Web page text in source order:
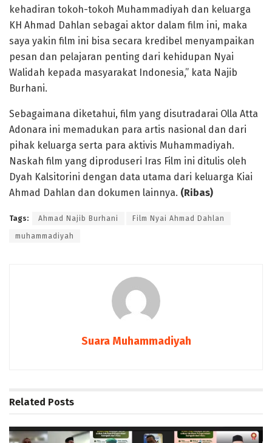
kehadiran tokoh-tokoh Muhammadiyah dan keluarga
KH Ahmad Dahlan sebagai aktor dalam film ini, maka
saya yakin film ini bisa secara kredibel menyampaikan
pesan dan pelajaran penting dari kehidupan Nyai
Walidah kepada masyarakat Indonesia,” kata Najib
Burhani.
Sebagaimana diketahui, film yang disutradarai Olla Atta
Adonara ini memadukan para artis nasional dan dari
pihak keluarga serta para aktivis Muhammadiyah.
Naskah film yang diproduseri Iras Film ini ditulis oleh
Dyah Kalsitorini dengan data utama dari keluarga Kiai
Ahmad Dahlan dan dokumen lainnya. (Ribas)
Tags: Ahmad Najib Burhani Film Nyai Ahmad Dahlan
muhammadiyah
Suara Muhammadiyah
Related Posts